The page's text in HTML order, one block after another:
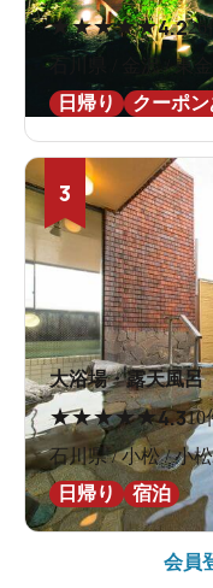
★★★★★4.226
石川県 / 金沢 / 東金
日帰り
クーポン
3
大浴場・露天風
★★★★★4.310
石川県 / 小松 / 小
日帰り
宿泊
会員